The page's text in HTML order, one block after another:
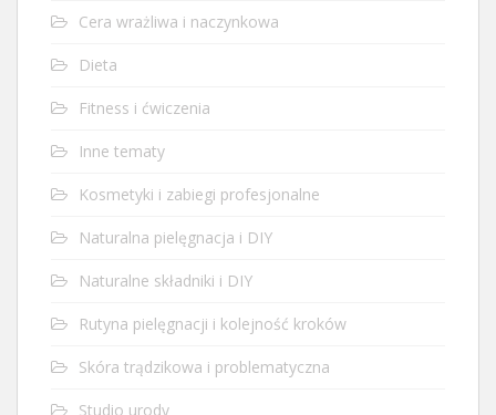
Cera wrażliwa i naczynkowa
Dieta
Fitness i ćwiczenia
Inne tematy
Kosmetyki i zabiegi profesjonalne
Naturalna pielęgnacja i DIY
Naturalne składniki i DIY
Rutyna pielęgnacji i kolejność kroków
Skóra trądzikowa i problematyczna
Studio urody